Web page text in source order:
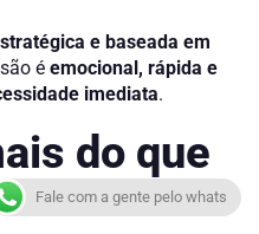
e baseada em
é emocional, rápida e
imediata.
do que
Fale com a gente pelo whats